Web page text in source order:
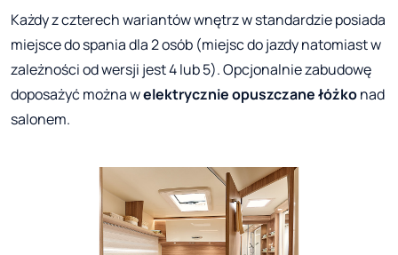
Każdy z czterech wariantów wnętrz w standardzie posiada
miejsce do spania dla 2 osób (miejsc do jazdy natomiast w
zależności od wersji jest 4 lub 5). Opcjonalnie zabudowę
doposażyć można welektrycznie opuszczane łóżkonad
salonem.